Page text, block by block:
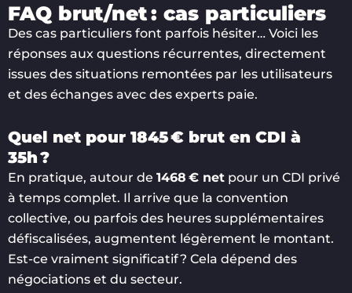
FAQ brut/net : cas particuliers
Des cas particuliers font parfois hésiter… Voici les
réponses aux questions récurrentes, directement
issues des situations remontées par les utilisateurs
et des échanges avec des experts paie.
Quel net pour 1845 € brut en CDI à
35h ?
En pratique, autour de 1468 € net pour un CDI privé
à temps complet. Il arrive que la convention
collective, ou parfois des heures supplémentaires
défiscalisées, augmentent légèrement le montant.
Est-ce vraiment significatif ? Cela dépend des
négociations et du secteur.